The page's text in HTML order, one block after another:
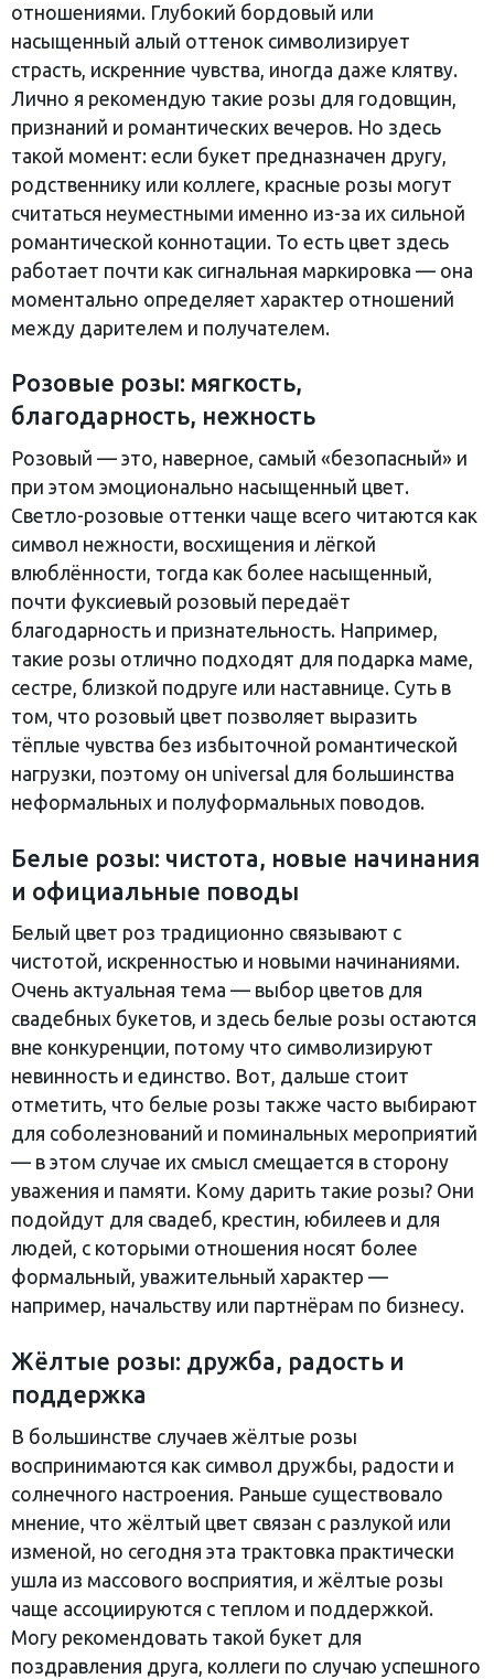
отношениями. Глубокий бордовый или
насыщенный алый оттенок символизирует
страсть, искренние чувства, иногда даже клятву.
Лично я рекомендую такие розы для годовщин,
признаний и романтических вечеров. Но здесь
такой момент: если букет предназначен другу,
родственнику или коллеге, красные розы могут
считаться неуместными именно из-за их сильной
романтической коннотации. То есть цвет здесь
работает почти как сигнальная маркировка — она
моментально определяет характер отношений
между дарителем и получателем.
Розовые розы: мягкость,
благодарность, нежность
Розовый — это, наверное, самый «безопасный» и
при этом эмоционально насыщенный цвет.
Светло-розовые оттенки чаще всего читаются как
символ нежности, восхищения и лёгкой
влюблённости, тогда как более насыщенный,
почти фуксиевый розовый передаёт
благодарность и признательность. Например,
такие розы отлично подходят для подарка маме,
сестре, близкой подруге или наставнице. Суть в
том, что розовый цвет позволяет выразить
тёплые чувства без избыточной романтической
нагрузки, поэтому он universal для большинства
неформальных и полуформальных поводов.
Белые розы: чистота, новые начинания
и официальные поводы
Белый цвет роз традиционно связывают с
чистотой, искренностью и новыми начинаниями.
Очень актуальная тема — выбор цветов для
свадебных букетов, и здесь белые розы остаются
вне конкуренции, потому что символизируют
невинность и единство. Вот, дальше стоит
отметить, что белые розы также часто выбирают
для соболезнований и поминальных мероприятий
— в этом случае их смысл смещается в сторону
уважения и памяти. Кому дарить такие розы? Они
подойдут для свадеб, крестин, юбилеев и для
людей, с которыми отношения носят более
формальный, уважительный характер —
например, начальству или партнёрам по бизнесу.
Жёлтые розы: дружба, радость и
поддержка
В большинстве случаев жёлтые розы
воспринимаются как символ дружбы, радости и
солнечного настроения. Раньше существовало
мнение, что жёлтый цвет связан с разлукой или
изменой, но сегодня эта трактовка практически
ушла из массового восприятия, и жёлтые розы
чаще ассоциируются с теплом и поддержкой.
Могу рекомендовать такой букет для
поздравления друга, коллеги по случаю успешного